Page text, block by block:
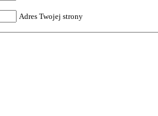
Adres Twojej strony